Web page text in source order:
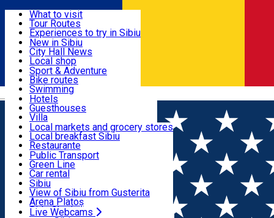
Română
Useful info
Activities & Adventure
Accommodation
Food, Drinks & Nightlife
Transport & Parking
Live Webcams
What to visit
Tour Routes
Experiences to try in Sibiu
Podcast
Culture
Museums
Churches
Parks, Zoo
County of Sibiu
New in Sibiu
City Hall News
Local shop
Sibiu artisans
Sibiul Verde
Public services
Education
How do I get to Sibiu
Tourist Info
Tour Guides
Guided tours
Publicații locale
Beauty salons
Sport & Adventure
Bike routes
Swimming
Riding
Indoor activities
Loc de joacă indoor
Loc de joacă outdoor
Ski
Ice skating
Yoga
Hotels
Guesthouses
Villa
Hostels
Motel
Camping
Renting rooms
Rooms for rent
Accommodation outside Sibiu
Local markets and grocery stores
Local breakfast Sibiu
Restaurante
Pizza
Fast Food
Coffee
Sweets
Pub, Bar
Night clubs
Bakeries
Public Transport
Green Line
Car rental
Rent a bike
Scooter rentals
Taxi
Ride Sharing
Sibiu
View of Sibiu from Gusterita
Arena Platoș
Live Webcams